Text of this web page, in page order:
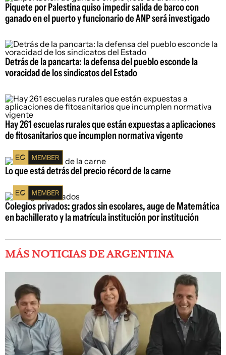
Piquete por Palestina quiso impedir salida de barco con
ganado en el puerto y funcionario de ANP será investigado
Detrás de la pancarta: la defensa del pueblo esconde la
voracidad de los sindicatos del Estado
Hay 261 escuelas rurales que están expuestas a aplicaciones
de fitosanitarios que incumplen normativa vigente
Lo que está detrás del precio récord de la carne
Colegios privados: grados sin escolares, auge de Matemática
en bachillerato y la matrícula institución por institución
MÁS NOTICIAS DE ARGENTINA